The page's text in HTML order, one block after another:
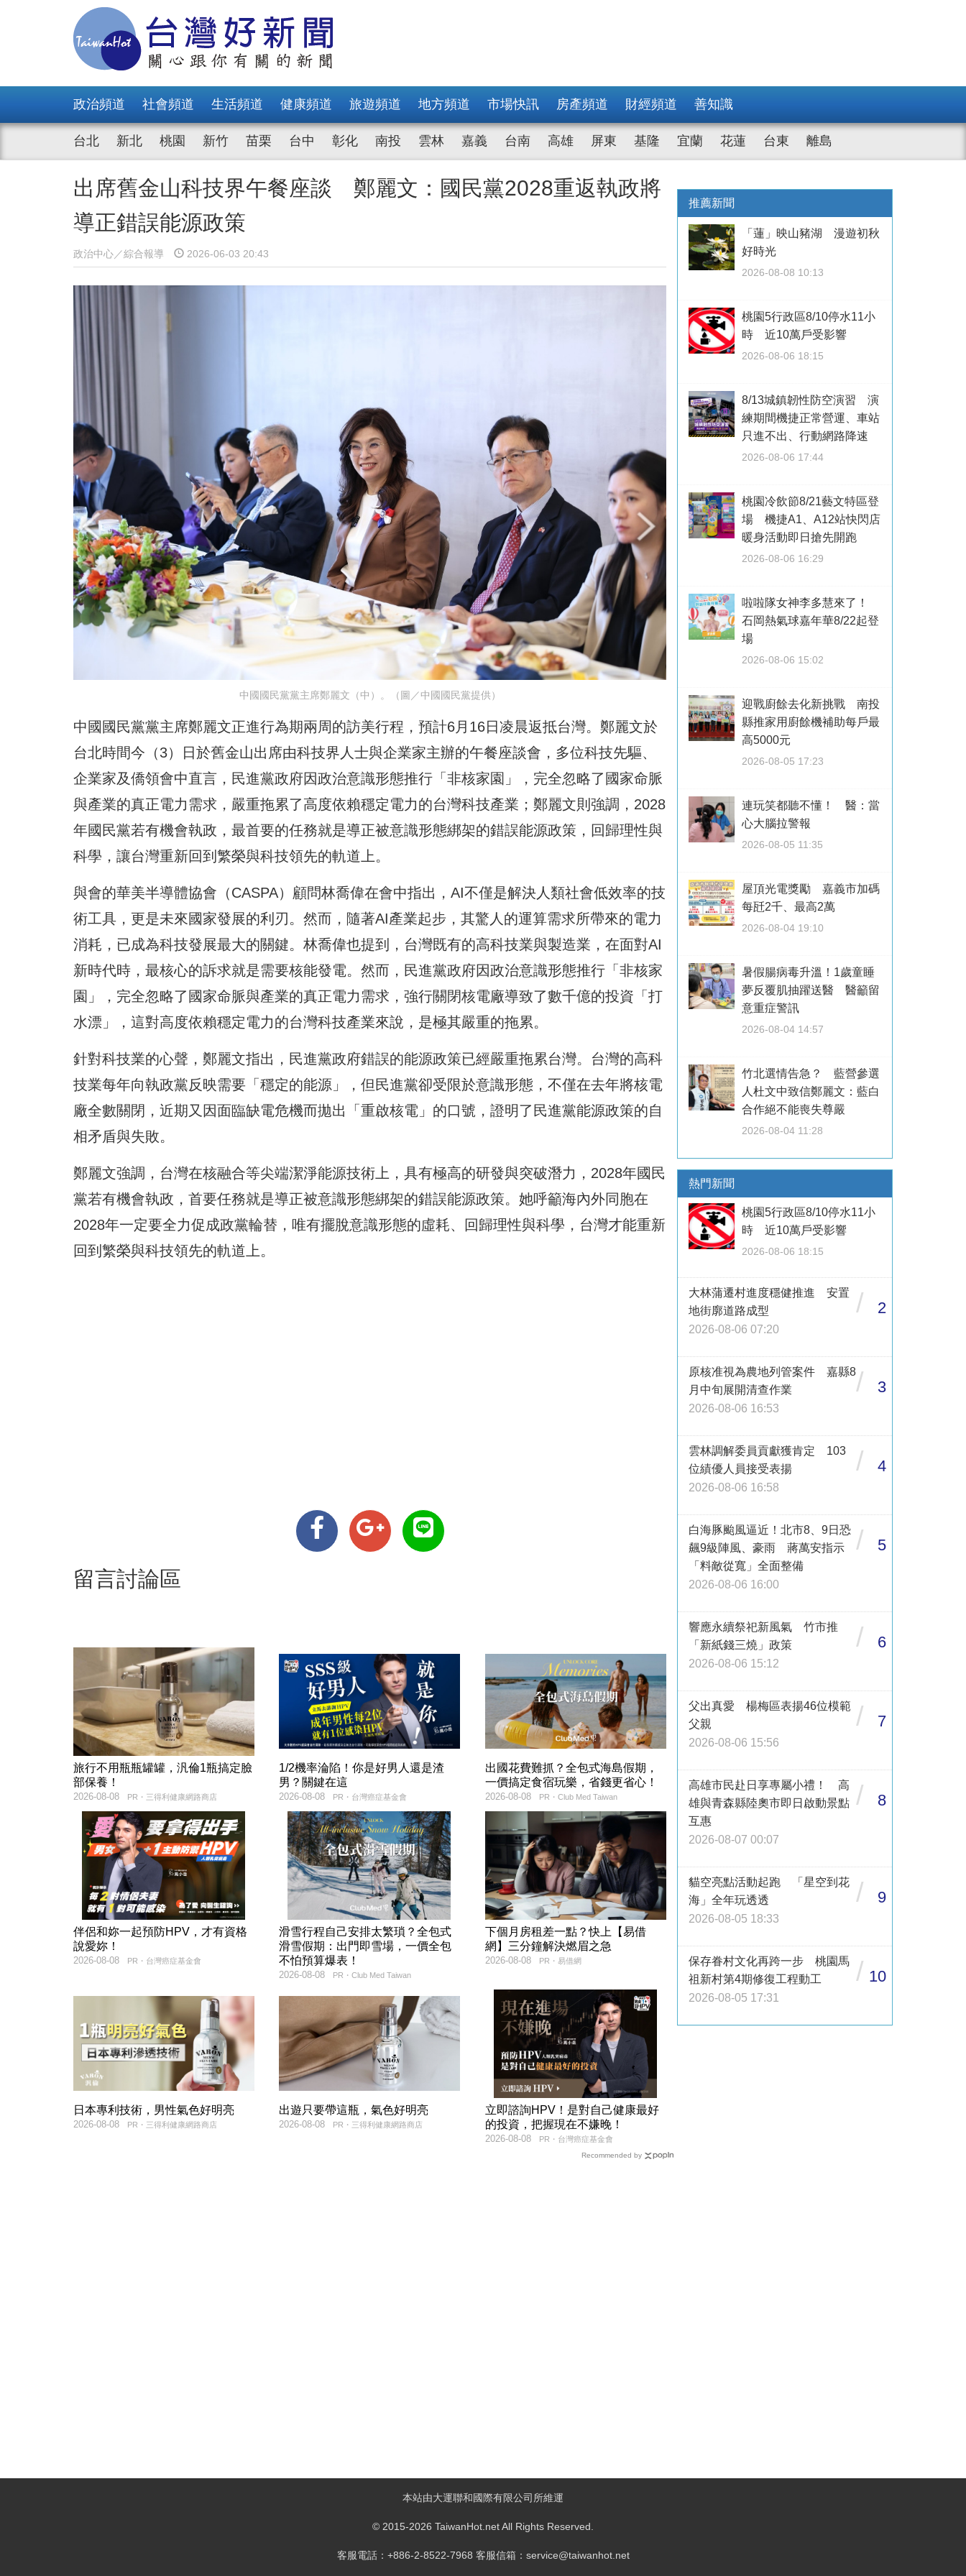
政治頻道 社會頻道 生活頻道 健康頻道 旅遊頻道 地方頻道 市場快訊 房產頻道 財經頻道 善知識
台北 新北 桃園 新竹 苗栗 台中 彰化 南投 雲林 嘉義 台南 高雄 屏東 基隆 宜蘭 花蓮 台東 離島
出席舊金山科技界午餐座談 鄭麗文：國民黨2028重返執政將
導正錯誤能源政策
政治中心／綜合報導 2026-06-03 20:43
中國國民黨黨主席鄭麗文（中）。（圖／中國國民黨提供）
中國國民黨黨主席鄭麗文正進行為期兩周的訪美行程，預計6月16日凌晨返抵台灣。鄭麗文於
台北時間今（3）日於舊金山出席由科技界人士與企業家主辦的午餐座談會，多位科技先驅、
企業家及僑領會中直言，民進黨政府因政治意識形態推行「非核家園」，完全忽略了國家命脈
與產業的真正電力需求，嚴重拖累了高度依賴穩定電力的台灣科技產業；鄭麗文則強調，2028
年國民黨若有機會執政，最首要的任務就是導正被意識形態綁架的錯誤能源政策，回歸理性與
科學，讓台灣重新回到繁榮與科技領先的軌道上。
與會的華美半導體協會（CASPA）顧問林喬偉在會中指出，AI不僅是解決人類社會低效率的技
術工具，更是未來國家發展的利刃。然而，隨著AI產業起步，其驚人的運算需求所帶來的電力
消耗，已成為科技發展最大的關鍵。林喬偉也提到，台灣既有的高科技業與製造業，在面對AI
新時代時，最核心的訴求就是需要核能發電。然而，民進黨政府因政治意識形態推行「非核家
園」，完全忽略了國家命脈與產業的真正電力需求，強行關閉核電廠導致了數千億的投資「打
水漂」，這對高度依賴穩定電力的台灣科技產業來說，是極其嚴重的拖累。
針對科技業的心聲，鄭麗文指出，民進黨政府錯誤的能源政策已經嚴重拖累台灣。台灣的高科
技業每年向執政黨反映需要「穩定的能源」，但民進黨卻受限於意識形態，不僅在去年將核電
廠全數關閉，近期又因面臨缺電危機而拋出「重啟核電」的口號，證明了民進黨能源政策的自
相矛盾與失敗。
鄭麗文強調，台灣在核融合等尖端潔淨能源技術上，具有極高的研發與突破潛力，2028年國民
黨若有機會執政，首要任務就是導正被意識形態綁架的錯誤能源政策。她呼籲海內外同胞在
2028年一定要全力促成政黨輪替，唯有擺脫意識形態的虛耗、回歸理性與科學，台灣才能重新
回到繁榮與科技領先的軌道上。
留言討論區
旅行不用瓶瓶罐罐，汎倫1瓶搞定臉
部保養！
PR・三得利健康網路商店
2026-08-08
1/2機率淪陷！你是好男人還是渣
男？關鍵在這
PR・台灣癌症基金會
2026-08-08
出國花費難抓？全包式海島假期，
一價搞定食宿玩樂，省錢更省心！
PR・Club Med Taiwan
2026-08-08
伴侶和妳一起預防HPV，才有資格
說愛妳！
PR・台灣癌症基金會
2026-08-08
滑雪行程自己安排太繁瑣？全包式
滑雪假期：出門即雪場，一價全包
不怕預算爆表！
PR・Club Med Taiwan
2026-08-08
下個月房租差一點？快上【易借
網】三分鐘解決燃眉之急
PR・易借網
2026-08-08
日本專利技術，男性氣色好明亮
PR・三得利健康網路商店
2026-08-08
出遊只要帶這瓶，氣色好明亮
PR・三得利健康網路商店
2026-08-08
立即諮詢HPV！是對自己健康最好
的投資，把握現在不嫌晚！
PR・台灣癌症基金會
2026-08-08
Recommended by
推薦新聞
「蓮」映山豬湖 漫遊初秋
好時光
2026-08-08 10:13
桃園5行政區8/10停水11小
時 近10萬戶受影響
2026-08-06 18:15
8/13城鎮韌性防空演習 演
練期間機捷正常營運、車站
只進不出、行動網路降速
2026-08-06 17:44
桃園冷飲節8/21藝文特區登
場 機捷A1、A12站快閃店
暖身活動即日搶先開跑
2026-08-06 16:29
啦啦隊女神李多慧來了！
石岡熱氣球嘉年華8/22起登
場
2026-08-06 15:02
迎戰廚餘去化新挑戰 南投
縣推家用廚餘機補助每戶最
高5000元
2026-08-05 17:23
連玩笑都聽不懂！ 醫：當
心大腦拉警報
2026-08-05 11:35
屋頂光電獎勵 嘉義市加碼
每瓩2千、最高2萬
2026-08-04 19:10
暑假腸病毒升溫！1歲童睡
夢反覆肌抽躍送醫 醫籲留
意重症警訊
2026-08-04 14:57
竹北選情告急？ 藍營參選
人杜文中致信鄭麗文：藍白
合作絕不能喪失尊嚴
2026-08-04 11:28
熱門新聞
桃園5行政區8/10停水11小
時 近10萬戶受影響
2026-08-06 18:15
大林蒲遷村進度穩健推進 安置
地街廓道路成型
2026-08-06 07:20
/ 2
原核准視為農地列管案件 嘉縣8
月中旬展開清查作業
2026-08-06 16:53
/ 3
雲林調解委員貢獻獲肯定 103
位績優人員接受表揚
2026-08-06 16:58
/ 4
白海豚颱風逼近！北市8、9日恐
飆9級陣風、豪雨 蔣萬安指示
「料敵從寬」全面整備
2026-08-06 16:00
/ 5
響應永續祭祀新風氣 竹市推
「新紙錢三燒」政策
2026-08-06 15:12
/ 6
父出真愛 楊梅區表揚46位模範
父親
2026-08-06 15:56
/ 7
高雄市民赴日享專屬小禮！ 高
雄與青森縣陸奧市即日啟動景點
互惠
2026-08-07 00:07
/ 8
貓空亮點活動起跑 「星空到花
海」全年玩透透
2026-08-05 18:33
/ 9
保存眷村文化再跨一步 桃園馬
祖新村第4期修復工程動工
2026-08-05 17:31
/ 10
本站由大運聯和國際有限公司所維運
© 2015-2026 TaiwanHot.net All Rights Reserved.
客服電話：+886-2-8522-7968 客服信箱：service@taiwanhot.net